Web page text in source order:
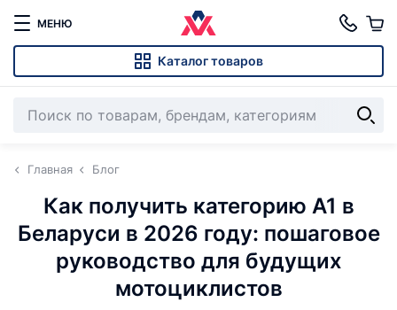
МЕНЮ
Каталог товаров
Главная Блог
Как получить категорию А1 в
Беларуси в 2026 году: пошаговое
руководство для будущих
мотоциклистов